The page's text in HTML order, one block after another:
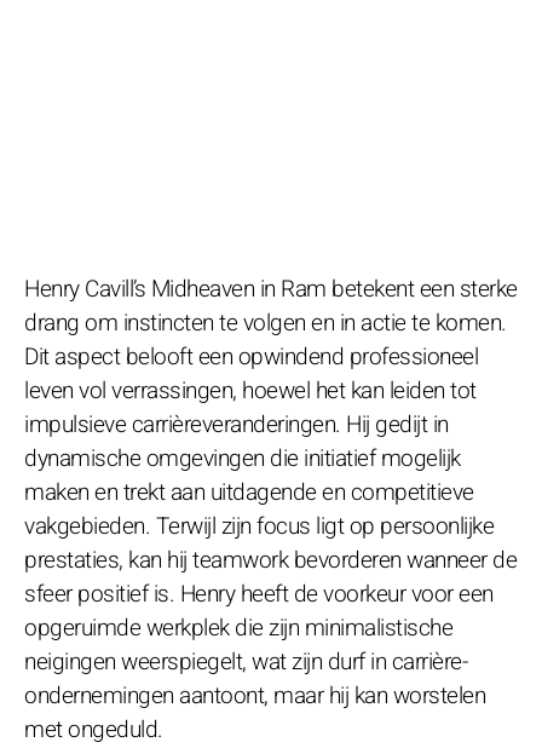
Henry Cavill’s Midheaven in Ram betekent een sterke
drang om instincten te volgen en in actie te komen.
Dit aspect belooft een opwindend professioneel
leven vol verrassingen, hoewel het kan leiden tot
impulsieve carrièreveranderingen. Hij gedijt in
dynamische omgevingen die initiatief mogelijk
maken en trekt aan uitdagende en competitieve
vakgebieden. Terwijl zijn focus ligt op persoonlijke
prestaties, kan hij teamwork bevorderen wanneer de
sfeer positief is. Henry heeft de voorkeur voor een
opgeruimde werkplek die zijn minimalistische
neigingen weerspiegelt, wat zijn durf in carrière-
ondernemingen aantoont, maar hij kan worstelen
met ongeduld.